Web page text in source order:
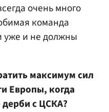
очень много
команда
уже и не должны
максимум сил
Европы, когда
с ЦСКА?